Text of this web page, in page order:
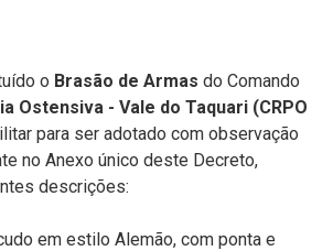
o Brasão de Armas do Comando
Ostensiva - Vale do Taquari (CRPO
para ser adotado com observação
no Anexo único deste Decreto,
descrições:
em estilo Alemão, com ponta e